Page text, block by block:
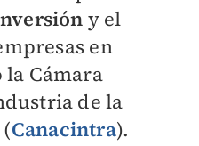
y el
en
Cámara
de la
Canacintra).